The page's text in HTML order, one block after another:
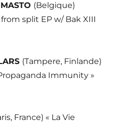
(Belgique)
split EP w/ Bak XIII
(Tampere, Finlande)
Immunity »
France) « La Vie